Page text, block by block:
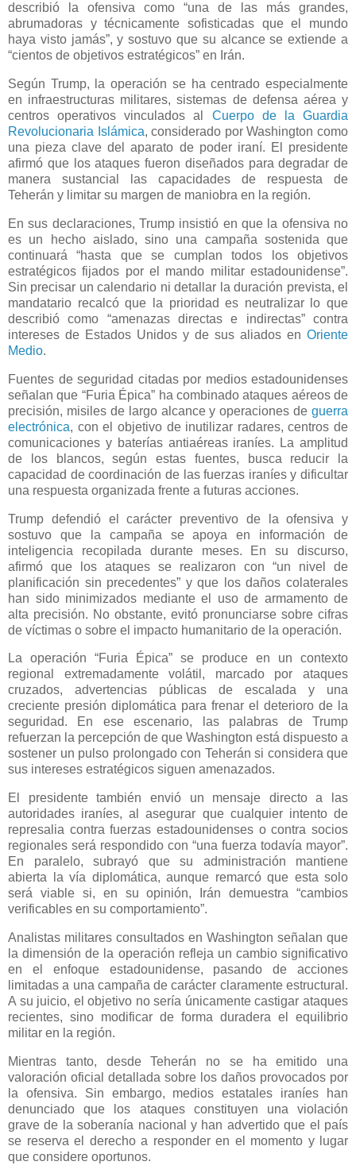
describió la ofensiva como “una de las más grandes,
abrumadoras y técnicamente sofisticadas que el mundo
haya visto jamás”, y sostuvo que su alcance se extiende a
“cientos de objetivos estratégicos” en Irán.
Según Trump, la operación se ha centrado especialmente
en infraestructuras militares, sistemas de defensa aérea y
centros operativos vinculados al Cuerpo de la Guardia
Revolucionaria Islámica, considerado por Washington como
una pieza clave del aparato de poder iraní. El presidente
afirmó que los ataques fueron diseñados para degradar de
manera sustancial las capacidades de respuesta de
Teherán y limitar su margen de maniobra en la región.
En sus declaraciones, Trump insistió en que la ofensiva no
es un hecho aislado, sino una campaña sostenida que
continuará “hasta que se cumplan todos los objetivos
estratégicos fijados por el mando militar estadounidense”.
Sin precisar un calendario ni detallar la duración prevista, el
mandatario recalcó que la prioridad es neutralizar lo que
describió como “amenazas directas e indirectas” contra
intereses de Estados Unidos y de sus aliados en Oriente
Medio.
Fuentes de seguridad citadas por medios estadounidenses
señalan que “Furia Épica” ha combinado ataques aéreos de
precisión, misiles de largo alcance y operaciones de guerra
electrónica, con el objetivo de inutilizar radares, centros de
comunicaciones y baterías antiaéreas iraníes. La amplitud
de los blancos, según estas fuentes, busca reducir la
capacidad de coordinación de las fuerzas iraníes y dificultar
una respuesta organizada frente a futuras acciones.
Trump defendió el carácter preventivo de la ofensiva y
sostuvo que la campaña se apoya en información de
inteligencia recopilada durante meses. En su discurso,
afirmó que los ataques se realizaron con “un nivel de
planificación sin precedentes” y que los daños colaterales
han sido minimizados mediante el uso de armamento de
alta precisión. No obstante, evitó pronunciarse sobre cifras
de víctimas o sobre el impacto humanitario de la operación.
La operación “Furia Épica” se produce en un contexto
regional extremadamente volátil, marcado por ataques
cruzados, advertencias públicas de escalada y una
creciente presión diplomática para frenar el deterioro de la
seguridad. En ese escenario, las palabras de Trump
refuerzan la percepción de que Washington está dispuesto a
sostener un pulso prolongado con Teherán si considera que
sus intereses estratégicos siguen amenazados.
El presidente también envió un mensaje directo a las
autoridades iraníes, al asegurar que cualquier intento de
represalia contra fuerzas estadounidenses o contra socios
regionales será respondido con “una fuerza todavía mayor”.
En paralelo, subrayó que su administración mantiene
abierta la vía diplomática, aunque remarcó que esta solo
será viable si, en su opinión, Irán demuestra “cambios
verificables en su comportamiento”.
Analistas militares consultados en Washington señalan que
la dimensión de la operación refleja un cambio significativo
en el enfoque estadounidense, pasando de acciones
limitadas a una campaña de carácter claramente estructural.
A su juicio, el objetivo no sería únicamente castigar ataques
recientes, sino modificar de forma duradera el equilibrio
militar en la región.
Mientras tanto, desde Teherán no se ha emitido una
valoración oficial detallada sobre los daños provocados por
la ofensiva. Sin embargo, medios estatales iraníes han
denunciado que los ataques constituyen una violación
grave de la soberanía nacional y han advertido que el país
se reserva el derecho a responder en el momento y lugar
que considere oportunos.